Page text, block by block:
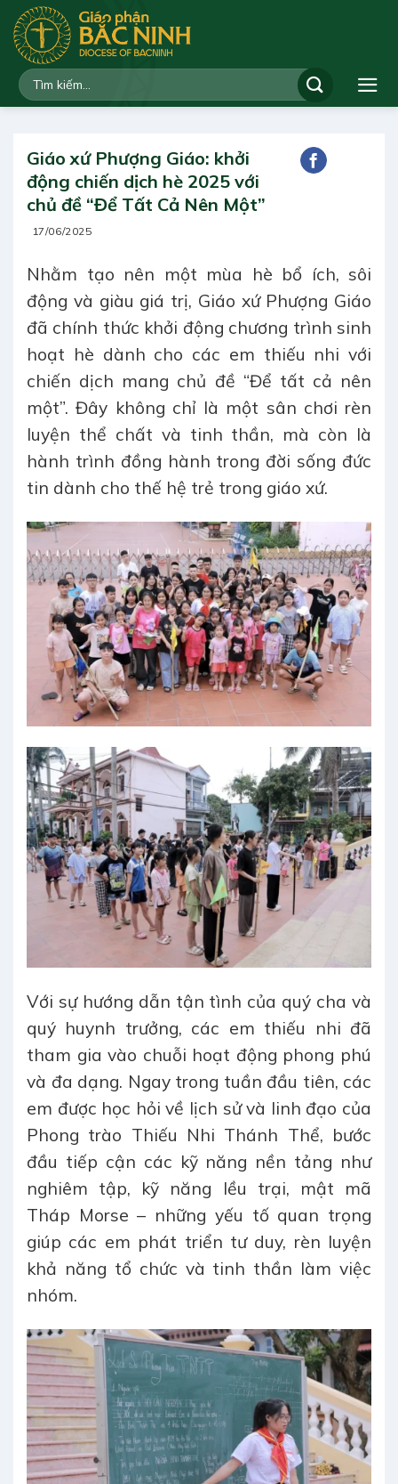
qua
dung
Giáo xứ Phượng Giáo: khởi
động chiến dịch hè 2025 với
chủ đề “Để Tất Cả Nên Một”
17/06/2025
Nhằm tạo nên một mùa hè bổ ích, sôi
động và giàu giá trị, Giáo xứ Phượng Giáo
đã chính thức khởi động chương trình sinh
hoạt hè dành cho các em thiếu nhi với
chiến dịch mang chủ đề “Để tất cả nên
một”. Đây không chỉ là một sân chơi rèn
luyện thể chất và tinh thần, mà còn là
hành trình đồng hành trong đời sống đức
tin dành cho thế hệ trẻ trong giáo xứ.
Với sự hướng dẫn tận tình của quý cha và
quý huynh trưởng, các em thiếu nhi đã
tham gia vào chuỗi hoạt động phong phú
và đa dạng. Ngay trong tuần đầu tiên, các
em được học hỏi về lịch sử và linh đạo của
Phong trào Thiếu Nhi Thánh Thể, bước
đầu tiếp cận các kỹ năng nền tảng như
nghiêm tập, kỹ năng lều trại, mật mã
Tháp Morse – những yếu tố quan trọng
giúp các em phát triển tư duy, rèn luyện
khả năng tổ chức và tinh thần làm việc
nhóm.